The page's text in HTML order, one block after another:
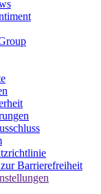
Barrierefreiheit